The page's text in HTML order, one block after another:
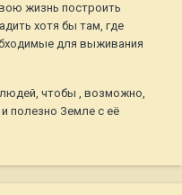
жизнь построить
хотя бы там, где
для выживания
чтобы , возможно,
полезно Земле с её